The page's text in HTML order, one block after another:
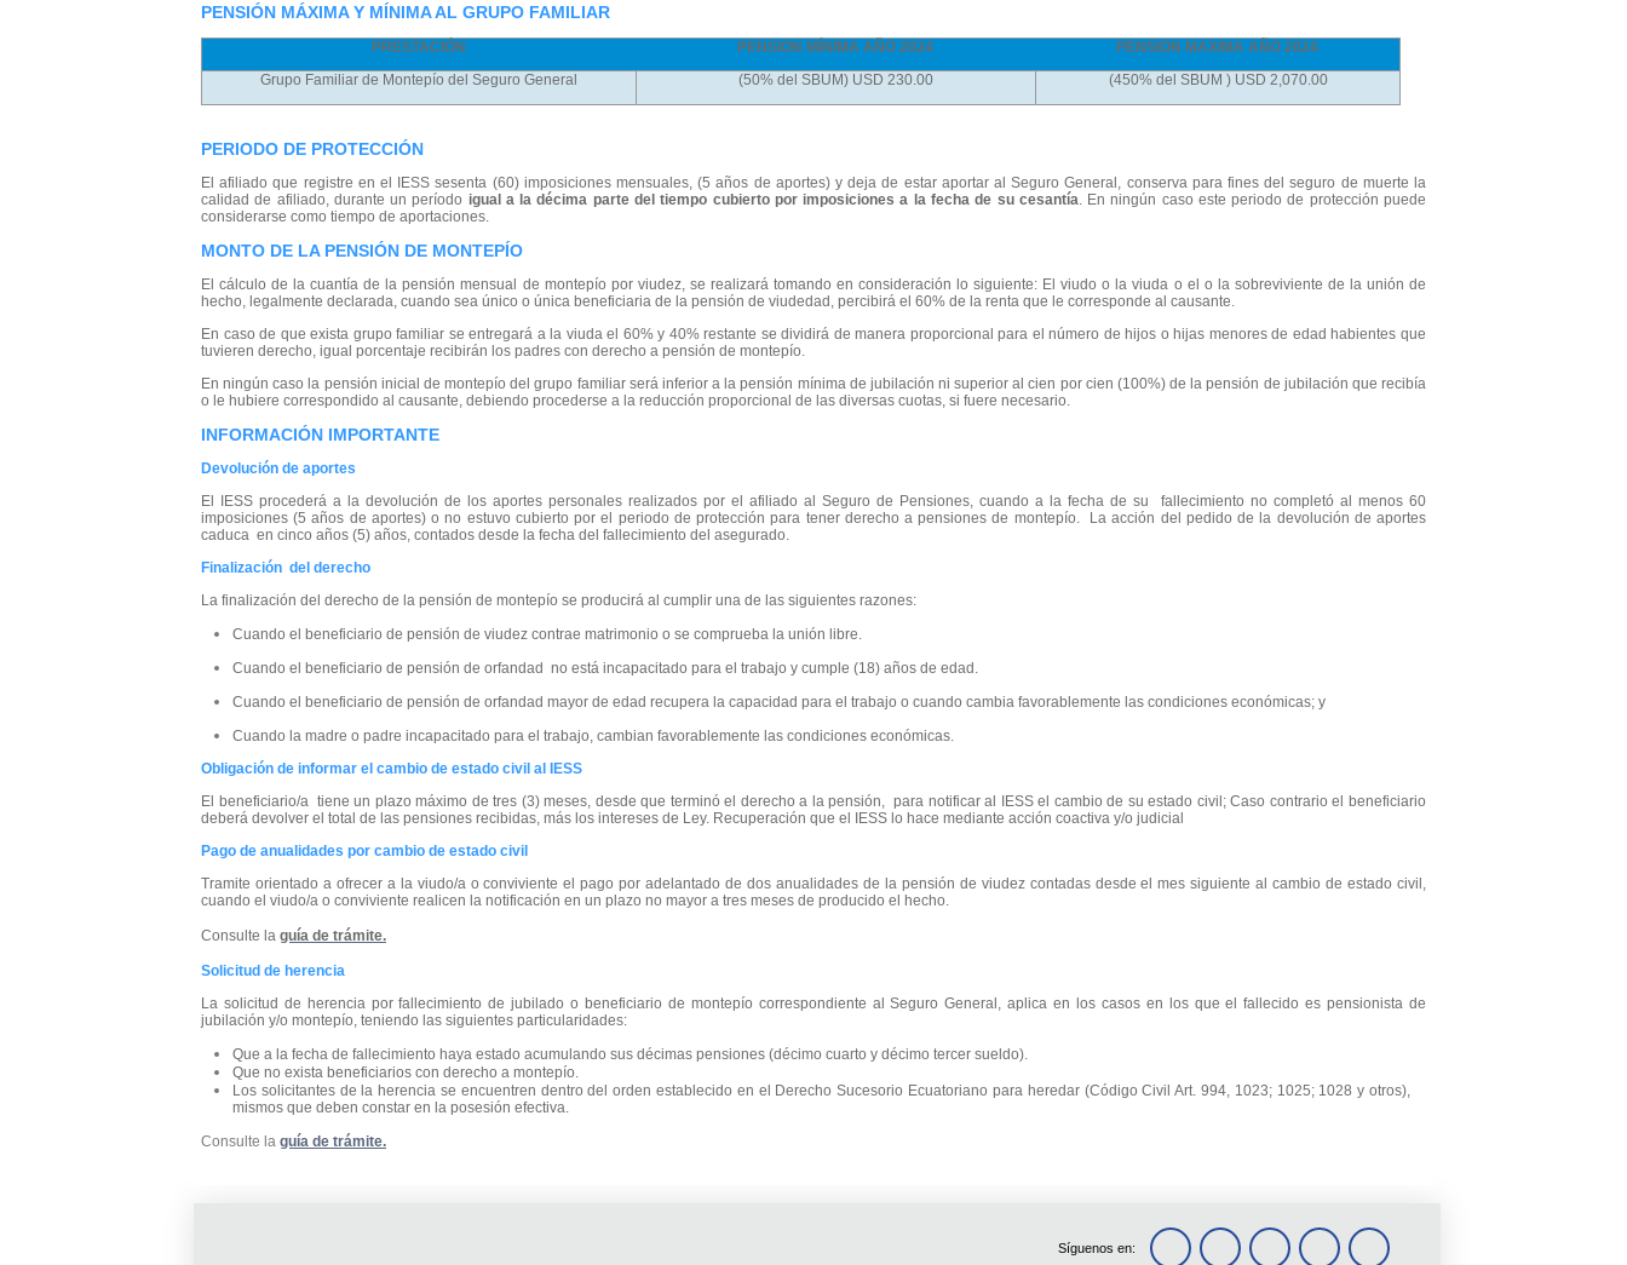
PENSIÓN MÁXIMA Y MÍNIMA AL GRUPO FAMILIAR
PRESTACIÓN PENSION MÍNIMA AÑO 2024
PENSION MAXIMA AÑO 2024
Grupo Familiar de Montepío del Seguro General
(50% del SBUM) USD 230.00 (450% del SBUM ) USD 2,070.00
PERIODO DE PROTECCIÓN
El afiliado que registre en el IESS sesenta (60) imposiciones mensuales, (5 años de aportes) y deja de estar aportar al Seguro General, conserva para fines del seguro de muerte la
calidad de afiliado, durante un período igual a la décima parte del tiempo cubierto por imposiciones a la fecha de su cesantía. En ningún caso este periodo de protección puede
considerarse como tiempo de aportaciones.
MONTO DE LA PENSIÓN DE MONTEPÍO
El cálculo de la cuantía de la pensión mensual de montepío por viudez, se realizará tomando en consideración lo siguiente: El viudo o la viuda o el o la sobreviviente de la unión de
hecho, legalmente declarada, cuando sea único o única beneficiaria de la pensión de viudedad, percibirá el 60% de la renta que le corresponde al causante.
En caso de que exista grupo familiar se entregará a la viuda el 60% y 40% restante se dividirá de manera proporcional para el número de hijos o hijas menores de edad habientes que
tuvieren derecho, igual porcentaje recibirán los padres con derecho a pensión de montepío.
En ningún caso la pensión inicial de montepío del grupo familiar será inferior a la pensión mínima de jubilación ni superior al cien por cien (100%) de la pensión de jubilación que recibía
o le hubiere correspondido al causante, debiendo procederse a la reducción proporcional de las diversas cuotas, si fuere necesario.
INFORMACIÓN IMPORTANTE
Devolución de aportes
El IESS procederá a la devolución de los aportes personales realizados por el afiliado al Seguro de Pensiones, cuando a la fecha de su fallecimiento no completó al menos 60
imposiciones (5 años de aportes) o no estuvo cubierto por el periodo de protección para tener derecho a pensiones de montepío. La acción del pedido de la devolución de aportes
caduca en cinco años (5) años, contados desde la fecha del fallecimiento del asegurado.
Finalización del derecho
La finalización del derecho de la pensión de montepío se producirá al cumplir una de las siguientes razones:
Cuando el beneficiario de pensión de viudez contrae matrimonio o se comprueba la unión libre.
Cuando el beneficiario de pensión de orfandad no está incapacitado para el trabajo y cumple (18) años de edad.
Cuando el beneficiario de pensión de orfandad mayor de edad recupera la capacidad para el trabajo o cuando cambia favorablemente las condiciones económicas; y
Cuando la madre o padre incapacitado para el trabajo, cambian favorablemente las condiciones económicas.
Obligación de informar el cambio de estado civil al IESS
El beneficiario/a tiene un plazo máximo de tres (3) meses, desde que terminó el derecho a la pensión, para notificar al IESS el cambio de su estado civil; Caso contrario el beneficiario
deberá devolver el total de las pensiones recibidas, más los intereses de Ley. Recuperación que el IESS lo hace mediante acción coactiva y/o judicial
Pago de anualidades por cambio de estado civil
Tramite orientado a ofrecer a la viudo/a o conviviente el pago por adelantado de dos anualidades de la pensión de viudez contadas desde el mes siguiente al cambio de estado civil,
cuando el viudo/a o conviviente realicen la notificación en un plazo no mayor a tres meses de producido el hecho.
Consulte la guía de trámite.
Solicitud de herencia
La solicitud de herencia por fallecimiento de jubilado o beneficiario de montepío correspondiente al Seguro General, aplica en los casos en los que el fallecido es pensionista de
jubilación y/o montepío, teniendo las siguientes particularidades:
Que a la fecha de fallecimiento haya estado acumulando sus décimas pensiones (décimo cuarto y décimo tercer sueldo).
Que no exista beneficiarios con derecho a montepío.
Los solicitantes de la herencia se encuentren dentro del orden establecido en el Derecho Sucesorio Ecuatoriano para heredar (Código Civil Art. 994, 1023; 1025; 1028 y otros),
mismos que deben constar en la posesión efectiva.
Consulte la guía de trámite.
Síguenos en: